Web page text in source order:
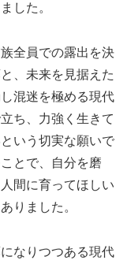
した。
全員での露出を決
、未来を見据えた
混迷を極める現代
ち、力強く生きて
いう切実な願いで
とで、自分を磨
間に育ってほしい
りました。
なりつつある現代